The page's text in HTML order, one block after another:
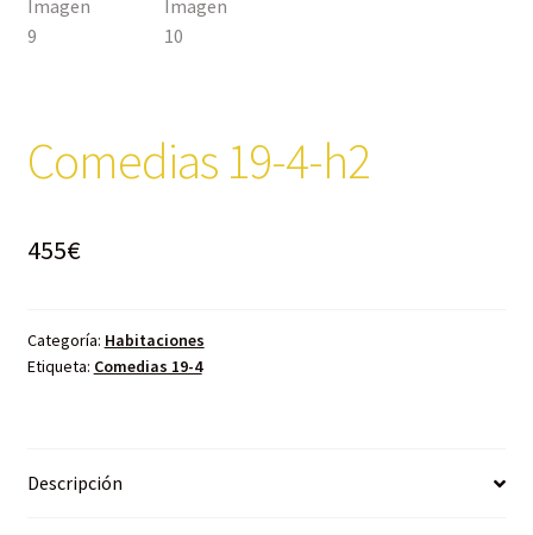
Comedias 19-4-h2
455€
Categoría: Habitaciones
Etiqueta: Comedias 19-4
Descripción